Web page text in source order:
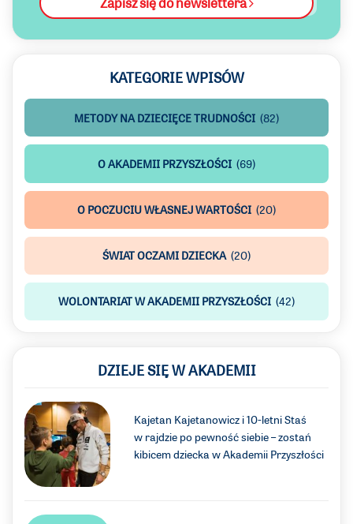
KATEGORIE WPISÓW
METODY NA DZIECIĘCE TRUDNOŚCI (82)
O AKADEMII PRZYSZŁOŚCI (69)
O POCZUCIU WŁASNEJ WARTOŚCI (20)
ŚWIAT OCZAMI DZIECKA (20)
WOLONTARIAT W AKADEMII PRZYSZŁOŚCI (42)
DZIEJE SIĘ W AKADEMII
Kajetan Kajetanowicz i 10-letni Staś
w rajdzie po pewność siebie – zostań
kibicem dziecka w Akademii Przyszłości